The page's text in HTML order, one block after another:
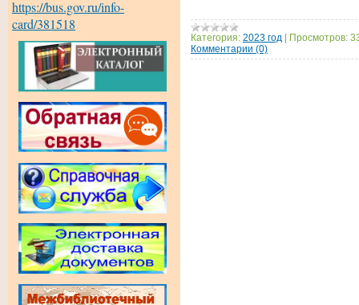
https://bus.gov.ru/info-
card/381518
Категория: 2023 год Просмотров:
Комментарии (0)